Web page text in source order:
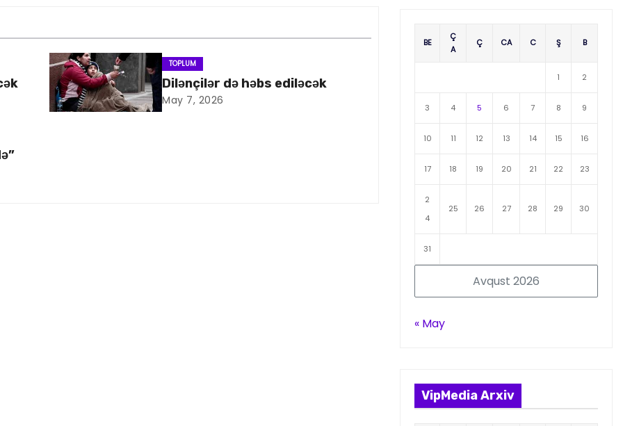
TOPLUM
Dilənçilər də həbs ediləcək
May 7, 2026
Avqust 2026
BE
Ç
A
Ç CA C Ş B
1 2
3 4 5 6 7 8 9
10 11 12 13 14 15 16
17 18 19 20 21 22 23
2
4
25 26 27 28 29 30
31
« May
VipMedia Arxiv